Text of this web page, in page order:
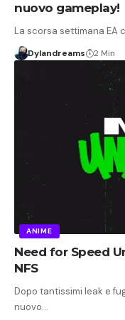
nuovo gameplay!
La scorsa settimana EA
Dylandreams 2 Min
ANIME
Need for Speed
NFS
Dopo tantissimi leak e
nuovo…